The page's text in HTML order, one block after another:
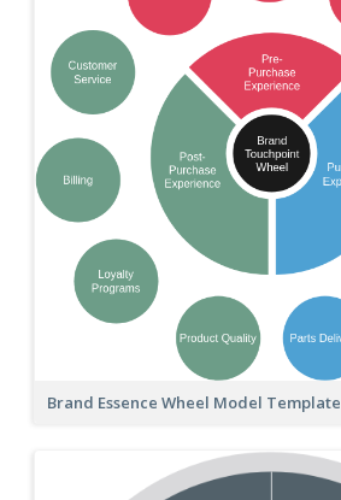
Brand Essence Wheel Model Template